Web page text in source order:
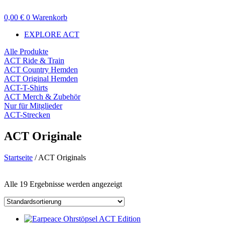
Inhalt
0,00 € 0 Warenkorb
EXPLORE ACT
Alle Produkte
ACT Ride & Train
ACT Country Hemden
ACT Original Hemden
ACT-T-Shirts
ACT Merch & Zubehör
Nur für Mitglieder
ACT-Strecken
ACT Originale
Startseite / ACT Originals
Preisfilter
Textsuche
Produktkategorien
Alle 19 Ergebnisse werden angezeigt